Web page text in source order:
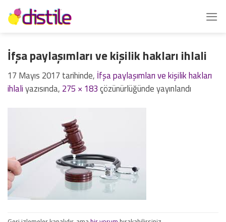
İçeriğe
atla
İfşa paylaşımları ve kişilik hakları ihlali
17 Mayıs 2017 tarihinde, İfşa paylaşımları ve kişilik hakları
ihlaliyazısında, 275 × 183çözünürlüğünde yayınlandı